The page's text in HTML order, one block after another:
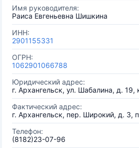
Имя руководителя:
Раиса Евгеньевна Шишкина
ИНН:
2901155331
ОГРН:
1062901066788
Юридический адрес:
г. Архангельск, ул. Шабалина, д. 19,
Фактический адрес:
г. Архангельск, пер. Широкий, д. 3,
Телефон:
(8182)23-07-96